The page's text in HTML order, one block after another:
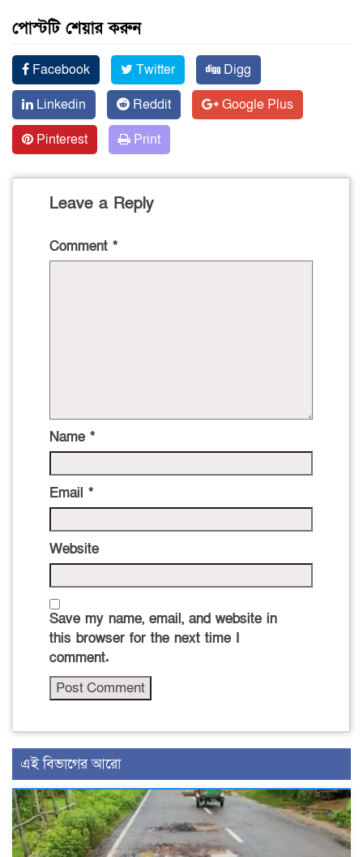
পোস্টটি শেয়ার করুন
Facebook Twitter
Digg
Linkedin
Reddit
Google Plus
Pinterest
Print
Leave a Reply
Comment *
Name *
Email *
Website
Save my name, email, and website in
this browser for the next time I
comment.
এই বিভাগের আরো